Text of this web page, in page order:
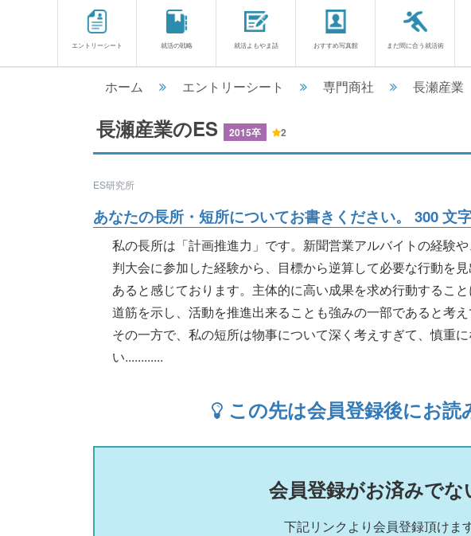
エントリーシート 就活の戦略 就活よもやま話 おすすめ写真館 まだ間に合う就活術
ホーム エントリーシート 専門商社 長瀬産業
長瀬産業のES 2015卒 2
ES研究所
あなたの長所・短所についてお書きください。 300 文
私の長所は「計画推進力」です。新聞営業アルバイトの経験
判大会に参加した経験から、目標から逆算して必要な行動を
あると感じております。主体的に高い成果を求め行動するこ
道筋を示し、活動を推進出来ることも強みの一部であると考え
その一方で、私の短所は物事について深く考えすぎて、慎重
い............
この先は会員登録後にお読
会員登録がお済みでな
下記リンクより会員登録頂けます